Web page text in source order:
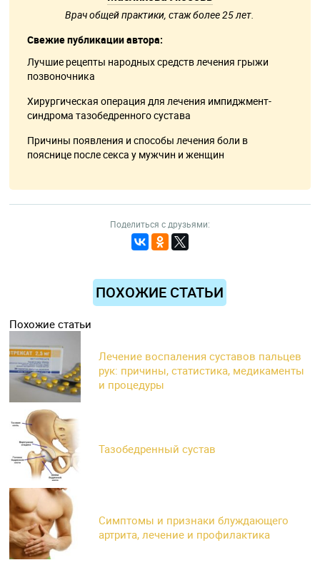
Врач общей практики, стаж более 25 лет.
Свежие публикации автора:
Лучшие рецепты народных средств лечения грыжи
позвоночника
Хирургическая операция для лечения импиджмент-
синдрома тазобедренного сустава
Причины появления и способы лечения боли в
пояснице после секса у мужчин и женщин
Поделиться с друзьями:
ПОХОЖИЕ СТАТЬИ
Похожие статьи
Лечение воспаления суставов пальцев
рук: причины, статистика, медикаменты
и процедуры
Тазобедренный сустав
Симптомы и признаки блуждающего
артрита, лечение и профилактика